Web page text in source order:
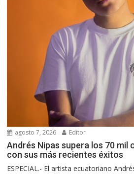
agosto 7, 2026 Editor
Andrés Nipas supera los 70 mil
con sus más recientes éxitos
ESPECIAL.- El artista ecuatoriano